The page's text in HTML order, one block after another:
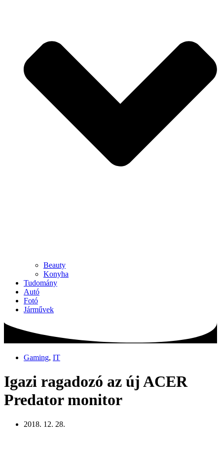
Beauty
Konyha
Tudomány
Autó
Fotó
Járművek
Gaming, IT
Igazi ragadozó az új ACER
Predator monitor
2018. 12. 28.